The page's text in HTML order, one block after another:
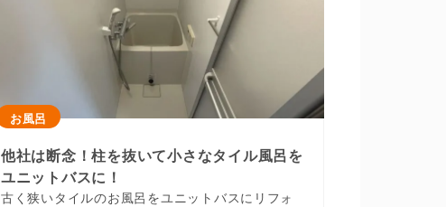
お風呂
他社は断念！柱を抜いて小さなタイル風呂を
ユニットバスに！
古く狭いタイルのお風呂をユニットバスにリフォ